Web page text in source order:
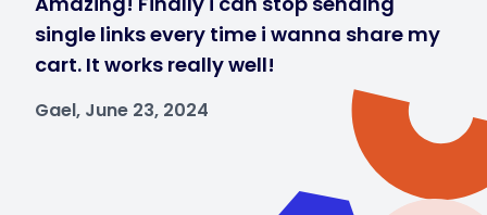
single links every time i wanna share my
cart. It works really well!
Gael, June 23, 2024